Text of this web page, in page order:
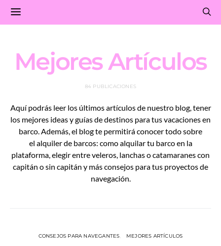
Mejores Artículos
84 PUBLICACIONES
Aquí podrás leer los últimos artículos de nuestro blog, tener
los mejores ideas y guías de destinos para tus vacaciones en
barco. Además, el blog te permitirá conocer todo sobre
el alquiler de barcos: como alquilar tu barco en la
plataforma, elegir entre veleros, lanchas o catamaranes con
capitán o sin capitán y más consejos para tus proyectos de
navegación.
CONSEJOS PARA NAVEGANTES MEJORES ARTÍCULOS